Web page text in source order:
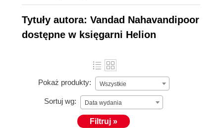
Tytuły autora: Vandad Nahavandipoor
dostępne w księgarni Helion
Pokaż produkty: Wszystkie
Sortuj wg: Data wydania
Filtruj »